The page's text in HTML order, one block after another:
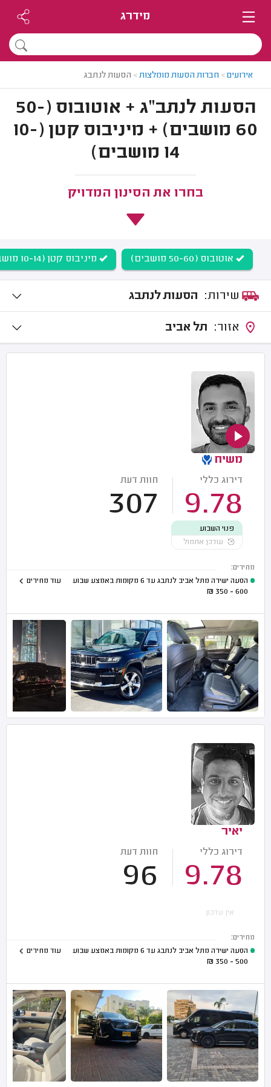
מידרג
אירועים> חברות הסעות מומלצות> הסעות לנתבג
הסעות לנתב"ג + אוטובוס (50-
60 מושבים) + מיניבוס קטן (10-
14 מושבים)
בחרו את הסינון המדויק
אוטובוס (50-60 מושבים) מיניבוס קטן (10-14 מושבים)
הסעות לנתבג
תל אביב
משיח
דירוג כללי
9.78
חוות דעת
307
פנוי השבוע
עודכן אתמול
מחירים:
הסעה ישירה מתל אביב לנתבג עד 6 מקומות באמצע שבוע
600 - 350
₪
עוד מחירים
יאיר
דירוג כללי
9.78
חוות דעת
96
אין עדכון
מחירים:
הסעה ישירה מתל אביב לנתבג עד 6 מקומות באמצע שבוע
500 - 350
₪
עוד מחירים